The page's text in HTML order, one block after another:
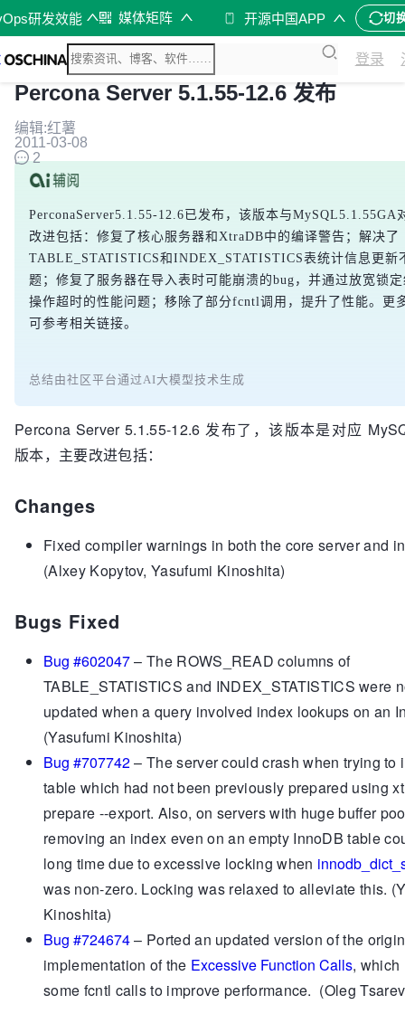
研发效能 媒体矩阵 开源中国APP 切
登录
Percona Server 5.1.55-12.6 发布
编辑:红薯
2011-03-08
2
PerconaServer5.1.55-12.6已发布，该版本与MySQL5.1.55GA
改进包括：修复了核心服务器和XtraDB中的编译警告；解决了
TABLE_STATISTICS和INDEX_STATISTICS表统计信息更新
题；修复了服务器在导入表时可能崩溃的bug，并通过放宽锁
操作超时的性能问题；移除了部分fcntl调用，提升了性能。更
可参考相关链接。
总结由社区平台通过AI大模型技术生成
Percona Server 5.1.55-12.6 发布了，该版本是对应
版本，主要改进包括：
Changes
Fixed compiler warnings in both the core server and
(Alxey Kopytov, Yasufumi Kinoshita)
Bugs Fixed
Bug #602047– The ROWS_READ columns of
TABLE_STATISTICS and INDEX_STATISTICS were
updated when a query involved index lookups on an
(Yasufumi Kinoshita)
Bug #707742– The server could crash when trying to
table which had not been previously prepared using
prepare --export. Also, on servers with huge buffer
removing an index even on an empty InnoDB table
long time due to excessive locking when
was non-zero. Locking was relaxed to alleviate this.
Kinoshita)
Bug #724674– Ported an updated version of the
implementation of the Excessive Function Calls, which
some fcntl calls to improve performance. (Oleg